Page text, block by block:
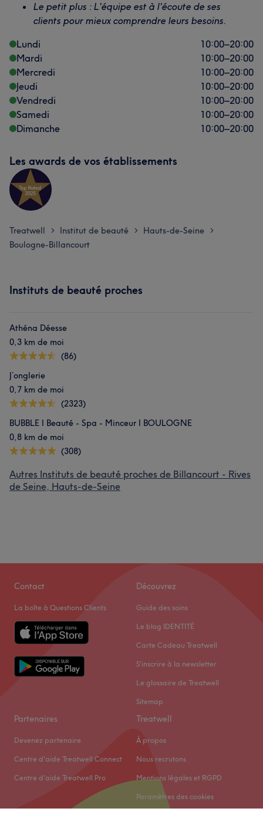
Le petit plus : L'équipe est à l'écoute de ses
clients pour mieux comprendre leurs besoins.
Lundi
10:00–20:00
Mardi
10:00–20:00
Mercredi
10:00–20:00
Jeudi
10:00–20:00
Vendredi
10:00–20:00
Samedi
10:00–20:00
Dimanche
10:00–20:00
Les awards de vos établissements
Treatwell > Institut de beauté > Hauts-de-Seine >
Boulogne-Billancourt
Instituts de beauté proches
Athéna Déesse
0,3 km de moi
(86)
J’onglerie
0,7 km de moi
(2323)
BUBBLE I Beauté - Spa - Minceur I BOULOGNE
0,8 km de moi
(308)
Autres Instituts de beauté proches de Billancourt - Rives
de Seine, Hauts-de-Seine
Contact
La boîte à Questions Clients
Découvrez
Guide des soins
Le blog IDENTITÉ
Carte Cadeau Treatwell
S'inscrire à la newsletter
Le glossaire de Treatwell
Sitemap
Partenaires
Devenez partenaire
Centre d'aide Treatwell Connect
Centre d'aide Treatwell Pro
Treatwell
À propos
Nous recrutons
Mentions légales et RGPD
Paramètres des cookies